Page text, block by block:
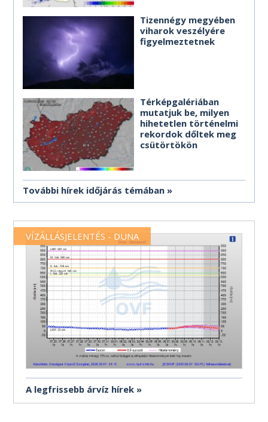
Tizennégy megyében
viharok veszélyére
figyelmeztetnek
Térképgalériában
mutatjuk be, milyen
hihetetlen történelmi
rekordok dőltek meg
csütörtökön
További hírek időjárás témában
VÍZÁLLÁSJELENTÉS - DUNA
A legfrissebb árvíz hírek